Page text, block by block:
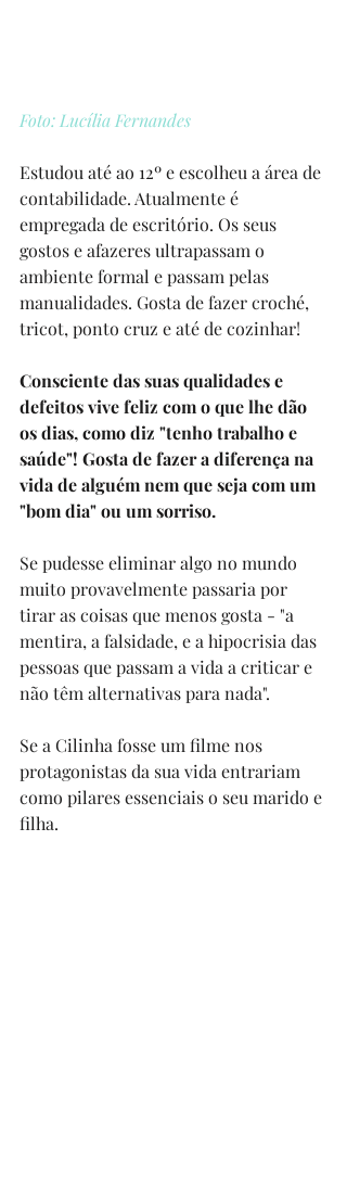
Foto: Lucília Fernandes
Estudou até ao 12º e escolheu a área de
contabilidade. Atualmente é
empregada de escritório. Os seus
gostos e afazeres ultrapassam o
ambiente formal e passam pelas
manualidades. Gosta de fazer croché,
tricot, ponto cruz e até de cozinhar!
Consciente das suas qualidades e
defeitos vive feliz com o que lhe dão
os dias, como diz "tenho trabalho e
saúde"! Gosta de fazer a diferença na
vida de alguém nem que seja com um
"bom dia" ou um sorriso.
Se pudesse eliminar algo no mundo
muito provavelmente passaria por
tirar as coisas que menos gosta - "a
mentira, a falsidade, e a hipocrisia das
pessoas que passam a vida a criticar e
não têm alternativas para nada".
Se a Cilinha fosse um filme nos
protagonistas da sua vida entrariam
como pilares essenciais o seu marido e
filha.